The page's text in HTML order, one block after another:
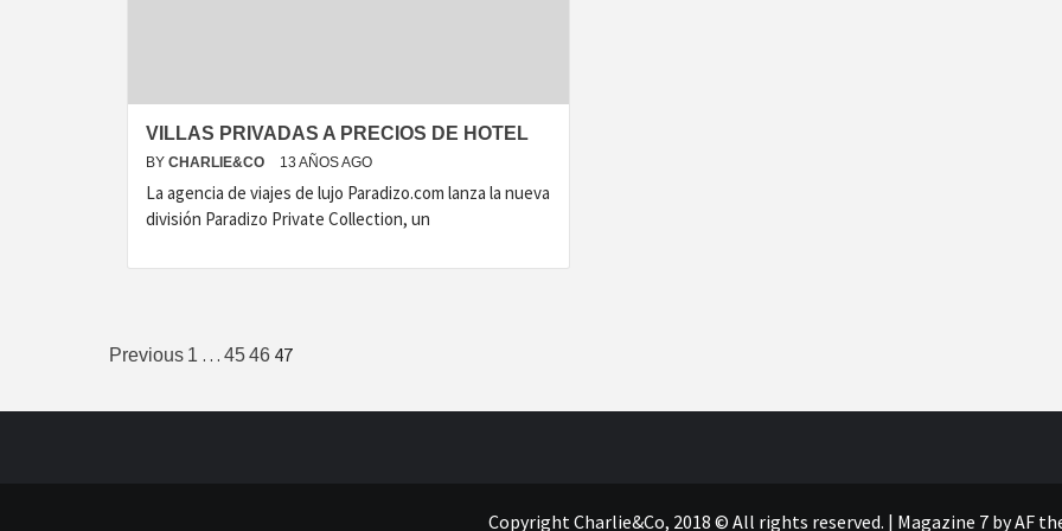
VILLAS PRIVADAS A PRECIOS DE HOTEL
BY CHARLIE&CO 13 AÑOS AGO
La agencia de viajes de lujo Paradizo.com lanza la nueva
división Paradizo Private Collection, un
Paginación
Previous 1 … 4546 47
Copyright Charlie&Co, 2018 © All rights reserved. | Magazine 7 by AF